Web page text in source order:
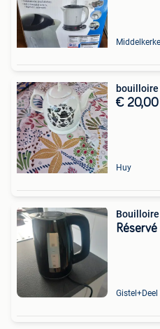
Middelkerke
bouilloire
€ 20,00
Huy
Bouilloire
Réservé